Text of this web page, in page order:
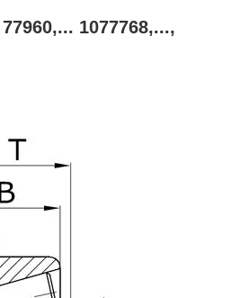
1077768,...,